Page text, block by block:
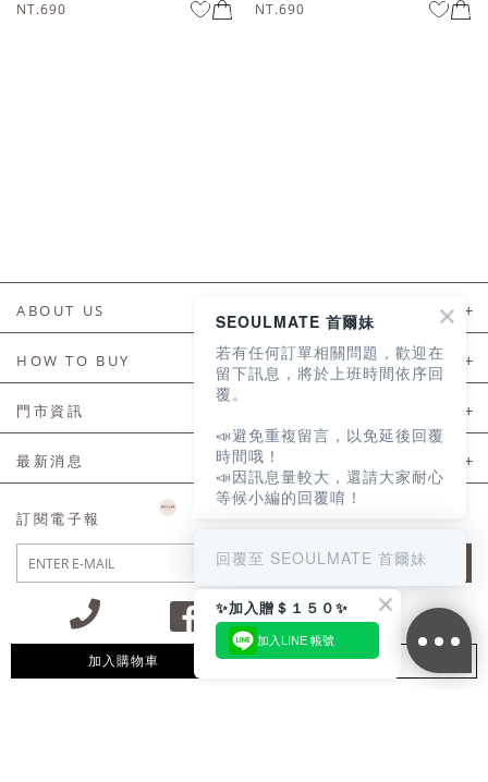
NT.690
NT.690
加入購物車 追蹤清單
ABOUT US
HOW TO BUY
如何購買
會員常見問題
訂單常見問題
商品售後服務
電子發票
國外會員服務
門市資訊
門市資訊
最新消息
LINE官方會員活動
訂閱電子報
JOIN
09:30~12:00 13:00~18:30 / Mon - Fri(例假日除外)
SEOULMATE 首爾妹
若有任何訂單相關問題，歡迎在
留下訊息，將於上班時間依序回
覆。
📣避免重複留言，以免延後回覆
時間哦！
📣因訊息量較大，還請大家耐心
等候小編的回覆唷！
回覆至 SEOULMATE 首爾妹
✨加入贈＄１５０✨
加入LINE 帳號